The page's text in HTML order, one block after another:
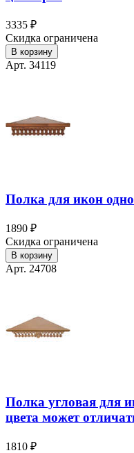
3335 ₽
Скидка ограничена
В корзину
Арт. 34119
Полка для икон
1890 ₽
Скидка ограничена
В корзину
Арт. 24708
Полка угловая для
цвета может
1810 ₽